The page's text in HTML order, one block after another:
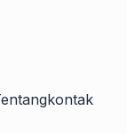
kontak